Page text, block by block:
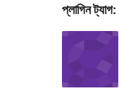
প্লাগিন ট্যাগ: